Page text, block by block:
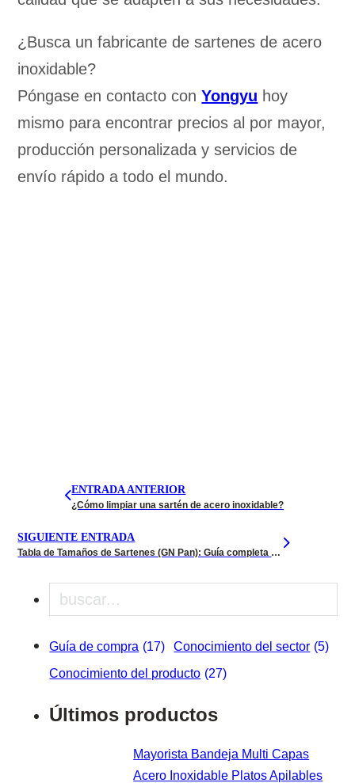
¿Busca un fabricante de sartenes de acero
inoxidable?
Póngase en contacto conYongyu hoy
mismo para encontrar precios al por mayor,
producción personalizada y servicios de
envío rápido a todo el mundo.
ENTRADA ANTERIOR
¿Cómo limpiar una sartén de acero inoxidable?
SIGUIENTE ENTRADA
Tabla de Tamaños de Sartenes (GN Pan): Guía completa para usted
Buscar en
Guía de compra (17) Conocimiento del sector (5)
Conocimiento del producto (27)
Últimos productos
Mayorista Bandeja Multi Capas
Acero Inoxidable Platos Apilables